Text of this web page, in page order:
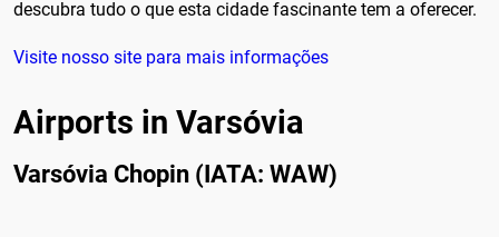
descubra tudo o que esta cidade fascinante tem a oferecer.
Visite nosso site para mais informações
Airports in Varsóvia
Varsóvia Chopin (IATA: WAW)